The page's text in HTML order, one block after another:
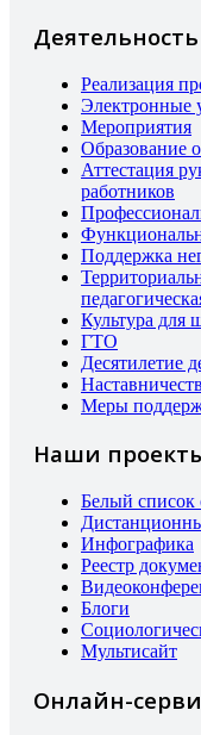
Деятельность
Реализация
Электронные
Мероприятия
Образование
Аттестация
работников
Поддержка
Культура для
ГТО
Десятилетие
Меры
Наши
Белый список
Инфографика
Реестр
Блоги
Мультисайт
Онлайн-